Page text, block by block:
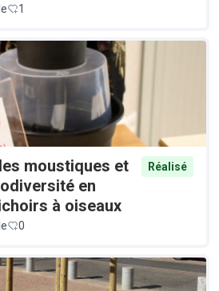
1
moustiques et
en
à oiseaux
Réalisé
0